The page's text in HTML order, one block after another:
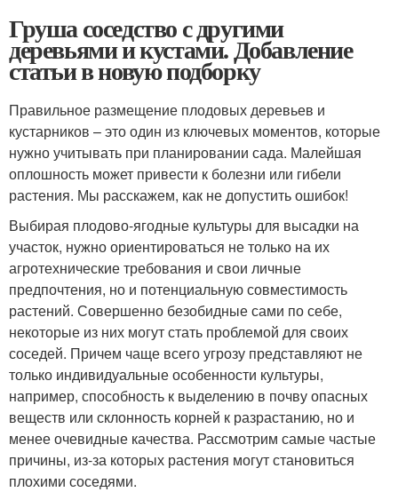
Груша соседство с другими
деревьями и кустами. Добавление
статьи в новую подборку
Правильное размещение плодовых деревьев и
кустарников – это один из ключевых моментов, которые
нужно учитывать при планировании сада. Малейшая
оплошность может привести к болезни или гибели
растения. Мы расскажем, как не допустить ошибок!
Выбирая плодово-ягодные культуры для высадки на
участок, нужно ориентироваться не только на их
агротехнические требования и свои личные
предпочтения, но и потенциальную совместимость
растений. Совершенно безобидные сами по себе,
некоторые из них могут стать проблемой для своих
соседей. Причем чаще всего угрозу представляют не
только индивидуальные особенности культуры,
например, способность к выделению в почву опасных
веществ или склонность корней к разрастанию, но и
менее очевидные качества. Рассмотрим самые частые
причины, из-за которых растения могут становиться
плохими соседями.